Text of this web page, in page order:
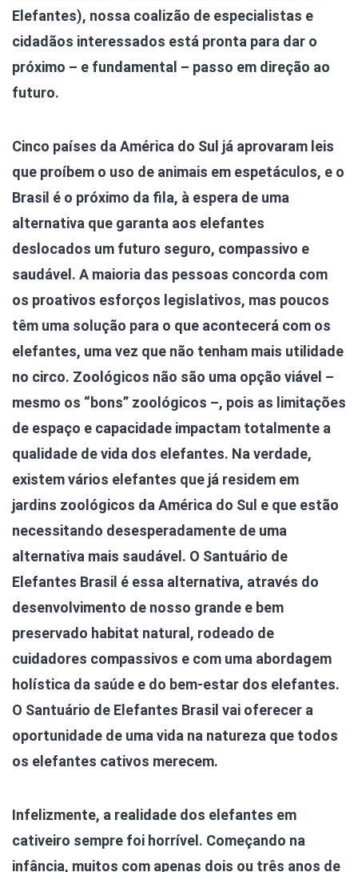
Elefantes), nossa coalizão de especialistas e
cidadãos interessados está pronta para dar o
próximo – e fundamental – passo em direção ao
futuro.
Cinco países da América do Sul já aprovaram leis
que proíbem o uso de animais em espetáculos, e o
Brasil é o próximo da fila, à espera de uma
alternativa que garanta aos elefantes
deslocados um futuro seguro, compassivo e
saudável. A maioria das pessoas concorda com
os proativos esforços legislativos, mas poucos
têm uma solução para o que acontecerá com os
elefantes, uma vez que não tenham mais utilidade
no circo. Zoológicos não são uma opção viável –
mesmo os “bons” zoológicos –, pois as limitações
de espaço e capacidade impactam totalmente a
qualidade de vida dos elefantes. Na verdade,
existem vários elefantes que já residem em
jardins zoológicos da América do Sul e que estão
necessitando desesperadamente de uma
alternativa mais saudável. O Santuário de
Elefantes Brasil é essa alternativa, através do
desenvolvimento de nosso grande e bem
preservado habitat natural, rodeado de
cuidadores compassivos e com uma abordagem
holística da saúde e do bem-estar dos elefantes.
O Santuário de Elefantes Brasil vai oferecer a
oportunidade de uma vida na natureza que todos
os elefantes cativos merecem.
Infelizmente, a realidade dos elefantes em
cativeiro sempre foi horrível. Começando na
infância, muitos com apenas dois ou três anos de